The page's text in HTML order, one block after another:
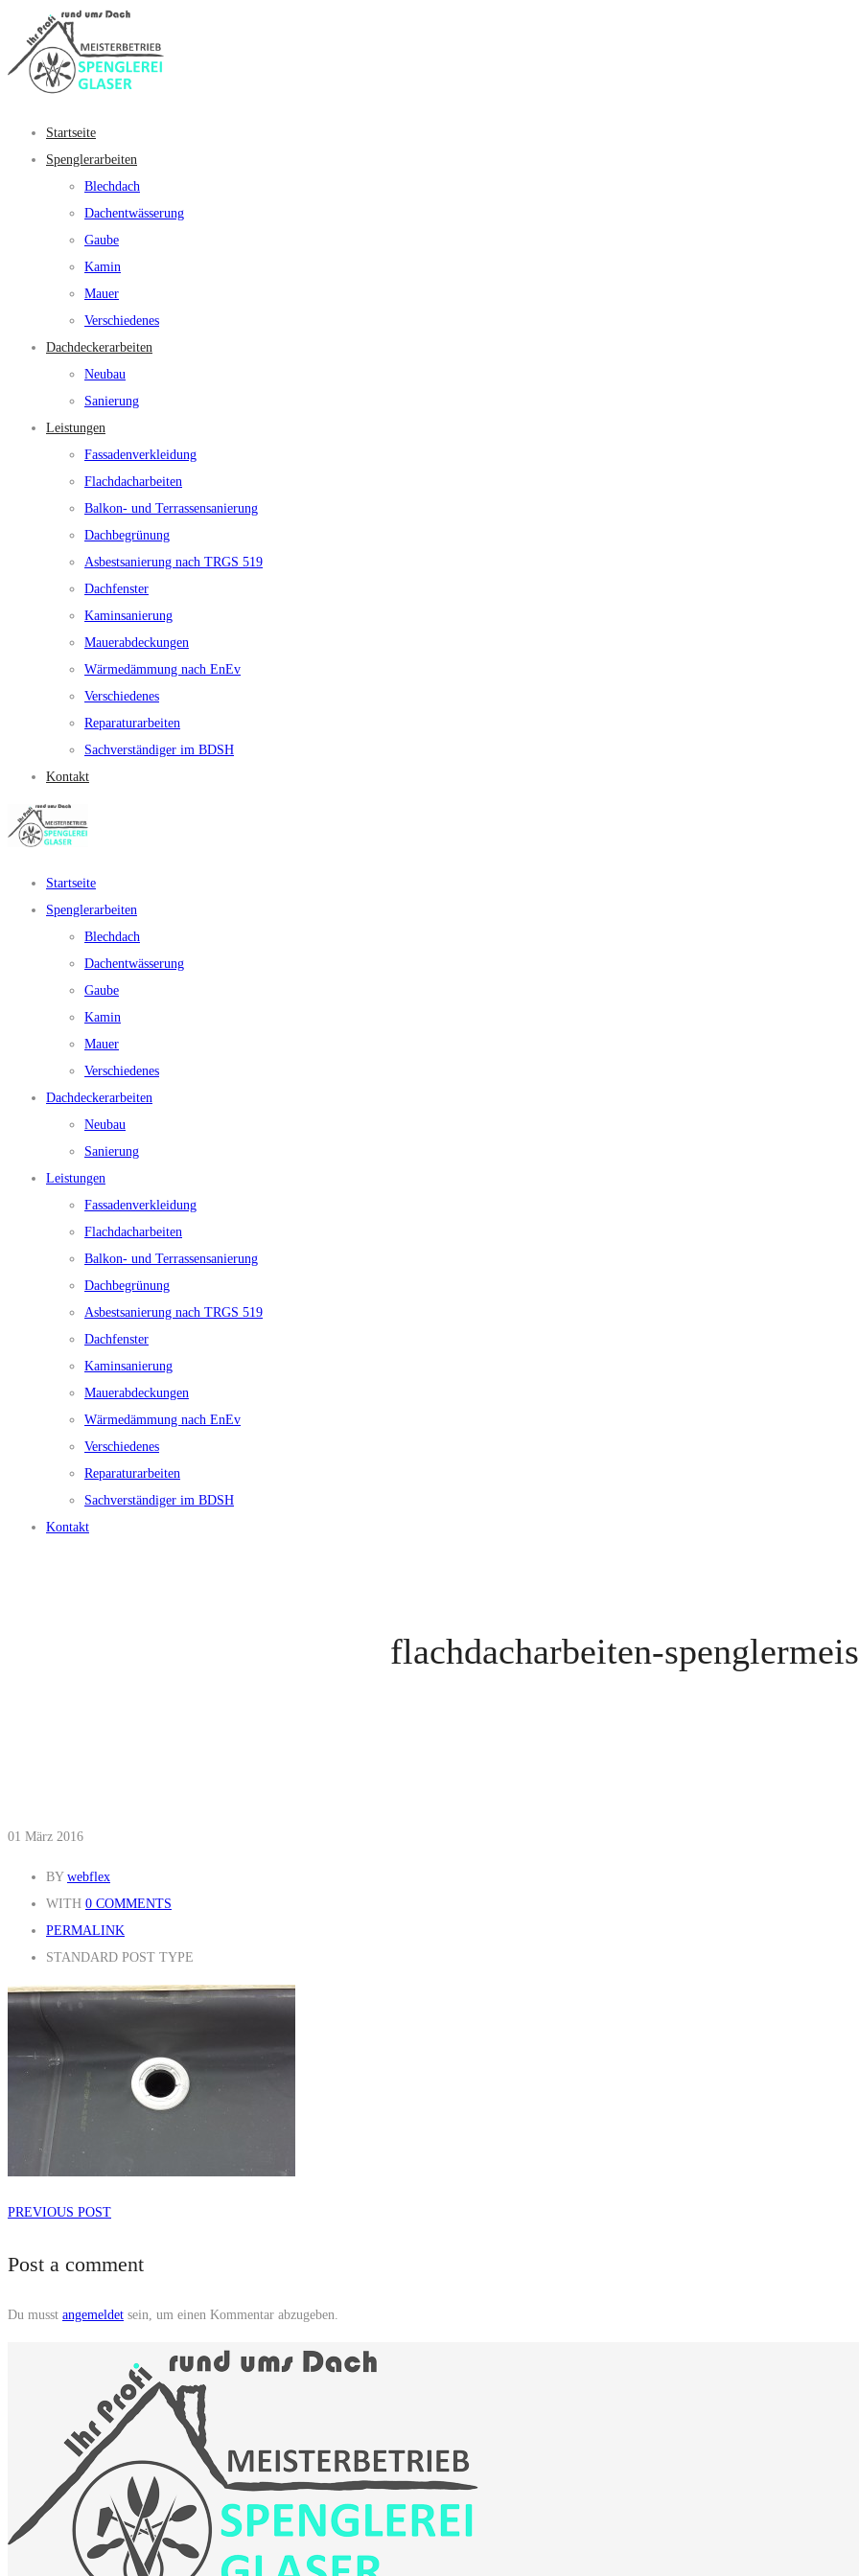
Startseite
Spenglerarbeiten
Blechdach
Dachentwässerung
Gaube
Kamin
Mauer
Verschiedenes
Dachdeckerarbeiten
Neubau
Sanierung
Leistungen
Fassadenverkleidung
Flachdacharbeiten
Balkon- und Terrassensanierung
Dachbegrünung
Asbestsanierung nach TRGS 519
Dachfenster
Kaminsanierung
Mauerabdeckungen
Wärmedämmung nach EnEv
Verschiedenes
Reparaturarbeiten
Sachverständiger im BDSH
Kontakt
Startseite
Spenglerarbeiten
Blechdach
Dachentwässerung
Gaube
Kamin
Mauer
Verschiedenes
Dachdeckerarbeiten
Neubau
Sanierung
Leistungen
Fassadenverkleidung
Flachdacharbeiten
Balkon- und Terrassensanierung
Dachbegrünung
Asbestsanierung nach TRGS 519
Dachfenster
Kaminsanierung
Mauerabdeckungen
Wärmedämmung nach EnEv
Verschiedenes
Reparaturarbeiten
Sachverständiger im BDSH
Kontakt
flachdacharbeiten-
01 März 2016
BY webflex
WITH 0 COMMENTS
PERMALINK
STANDARD POST TYPE
PREVIOUS POST
Post a comment
Du musst angemeldet sein, um einen Kommentar abzugeben.